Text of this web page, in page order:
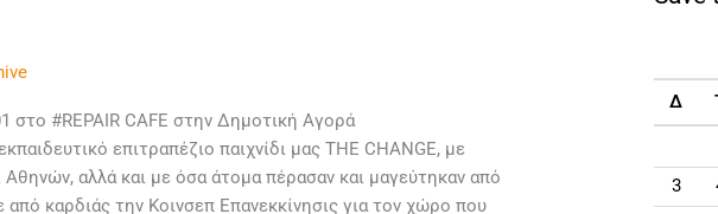
#REPAIR CAFE στην Δημοτική Αγορά
επιτραπέζιο παιχνίδι μας THE CHANGE, με
αλλά και με όσα άτομα πέρασαν και μαγεύτηκαν από
καρδιάς την Κοινσεπ Επανεκκίνησις για τον χώρο που
Δ
3